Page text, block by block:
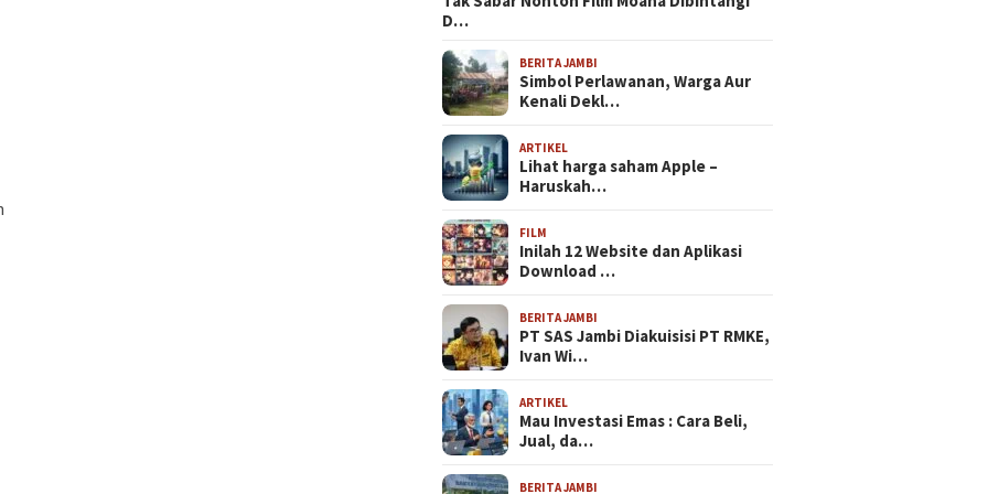
D…
BERITA JAMBI
Simbol Perlawanan, Warga Aur
Kenali Dekl…
ARTIKEL
Lihat harga saham Apple –
Haruskah…
FILM
Inilah 12 Website dan Aplikasi
Download …
BERITA JAMBI
PT SAS Jambi Diakuisisi PT RMKE,
Ivan Wi…
ARTIKEL
Mau Investasi Emas : Cara Beli,
Jual, da…
BERITA JAMBI